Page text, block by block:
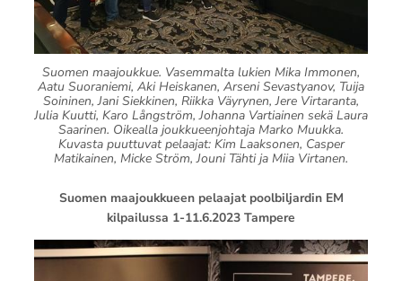
Suomen maajoukkue. Vasemmalta lukien Mika Immonen,
Aatu Suoraniemi, Aki Heiskanen, Arseni Sevastyanov, Tuija
Soininen, Jani Siekkinen, Riikka Väyrynen, Jere Virtaranta,
Julia Kuutti, Karo Långström, Johanna Vartiainen sekä Laura
Saarinen. Oikealla joukkueenjohtaja Marko Muukka.
Kuvasta puuttuvat pelaajat: Kim Laaksonen, Casper
Matikainen, Micke Ström, Jouni Tähti ja Miia Virtanen.
Suomen maajoukkueen pelaajat poolbiljardin EM
kilpailussa 1-11.6.2023 Tampere